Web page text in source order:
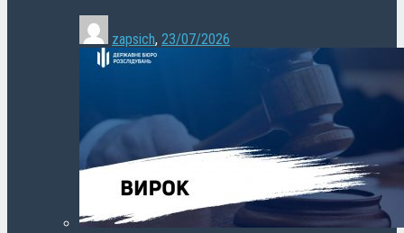
zapsich, 23/07/2026